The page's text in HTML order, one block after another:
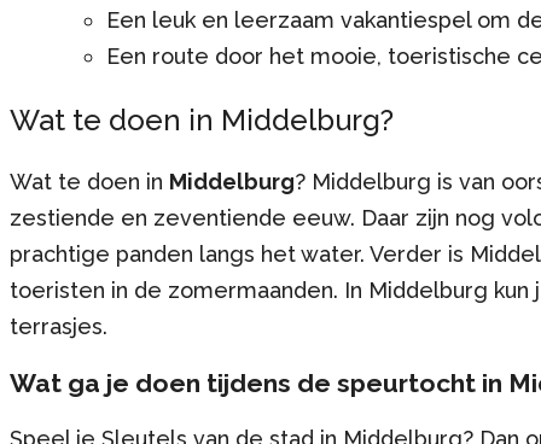
Een leuk en leerzaam vakantiespel om
Een route door het mooie, toeristische
Wat te doen in Middelburg?
Wat te doen in Middelburg? Middelburg is van
zestiende en zeventiende eeuw. Daar zijn nog
prachtige panden langs het water. Verder is
toeristen in de zomermaanden. In Middelburg
terrasjes.
Wat ga je doen tijdens de speurtocht in
Speel je Sleutels van de stad in Middelburg?